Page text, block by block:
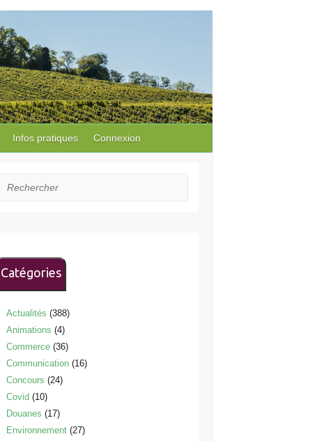
Infos pratiques Connexion
Rechercher
Catégories
Actualités (388)
Animations (4)
Commerce(36)
Communication(16)
Concours (24)
Covid (10)
Douanes (17)
Environnement(27)